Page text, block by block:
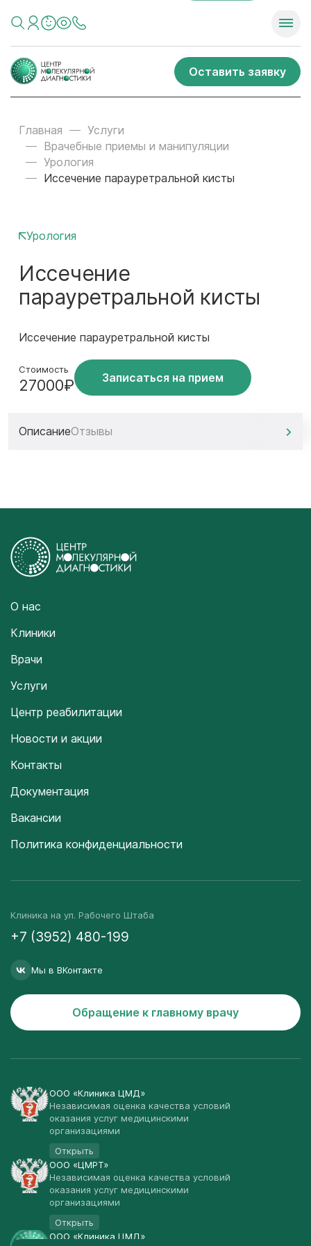
Оставить заявку
Главная
Услуги
Врачебные приемы и манипуляции
Урология
Иссечение парауретральной кисты
Урология
Иссечение
парауретральной кисты
Иссечение парауретральной кисты
Стоимость
27000₽ Записаться на прием
ОписаниеОтзывы
О нас
Клиники
Врачи
Услуги
Центр реабилитации
Новости и акции
Контакты
Документация
Вакансии
Политика конфиденциальности
Клиника на ул. Рабочего Штаба
+7 (3952) 480-199
Мы в ВКонтакте
Обращение к главному врачу
ООО «Клиника ЦМД»
Независимая оценка качества условий
оказания услуг медицинскими
организациями
Открыть
ООО «ЦМРТ»
Независимая оценка качества условий
оказания услуг медицинскими
организациями
Открыть
ООО «Клиника ЦМД»